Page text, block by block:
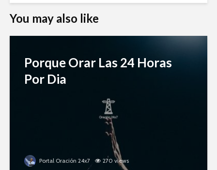
You may also like
Porque Orar Las 24 Horas
Por Dia
Portal Oración 24x7 270 views